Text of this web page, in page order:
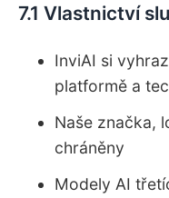
7.1 Vlastnictví
InviAI si
platformě a
Naše značka,
chráněny
Modely AI